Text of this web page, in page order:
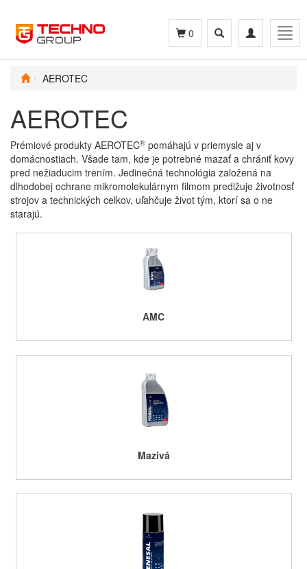
Toggle
navigation
Toggle
search
0
AEROTEC
AEROTEC
Prémiové produkty AEROTEC® pomáhajú v priemysle aj v
domácnostiach. Všade tam, kde je potrebné mazať a chrániť kovy
pred nežiaducim trením. Jedinečná technológia založená na
dlhodobej ochrane mikromolekulárnym filmom predlžuje životnosť
strojov a technických celkov, uľahčuje život tým, ktorí sa o ne
starajú.
AMC
Mazivá